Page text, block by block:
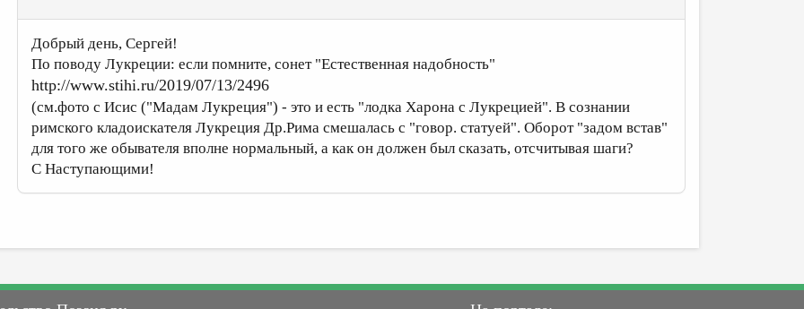
Добрый день, Сергей!
По поводу Лукреции: если помните, сонет "Естественная надобность"
http://www.stihi.ru/2019/07/13/2496
(см.фото с Исис ("Мадам Лукреция") - это и есть "лодка Харона с Лукрецией". В сознании
римского кладоискателя Лукреция Др.Рима смешалась с "говор. статуей". Оборот "задом встав"
для того же обывателя вполне нормальный, а как он должен был сказать, отсчитывая шаги?
C Наступающими!